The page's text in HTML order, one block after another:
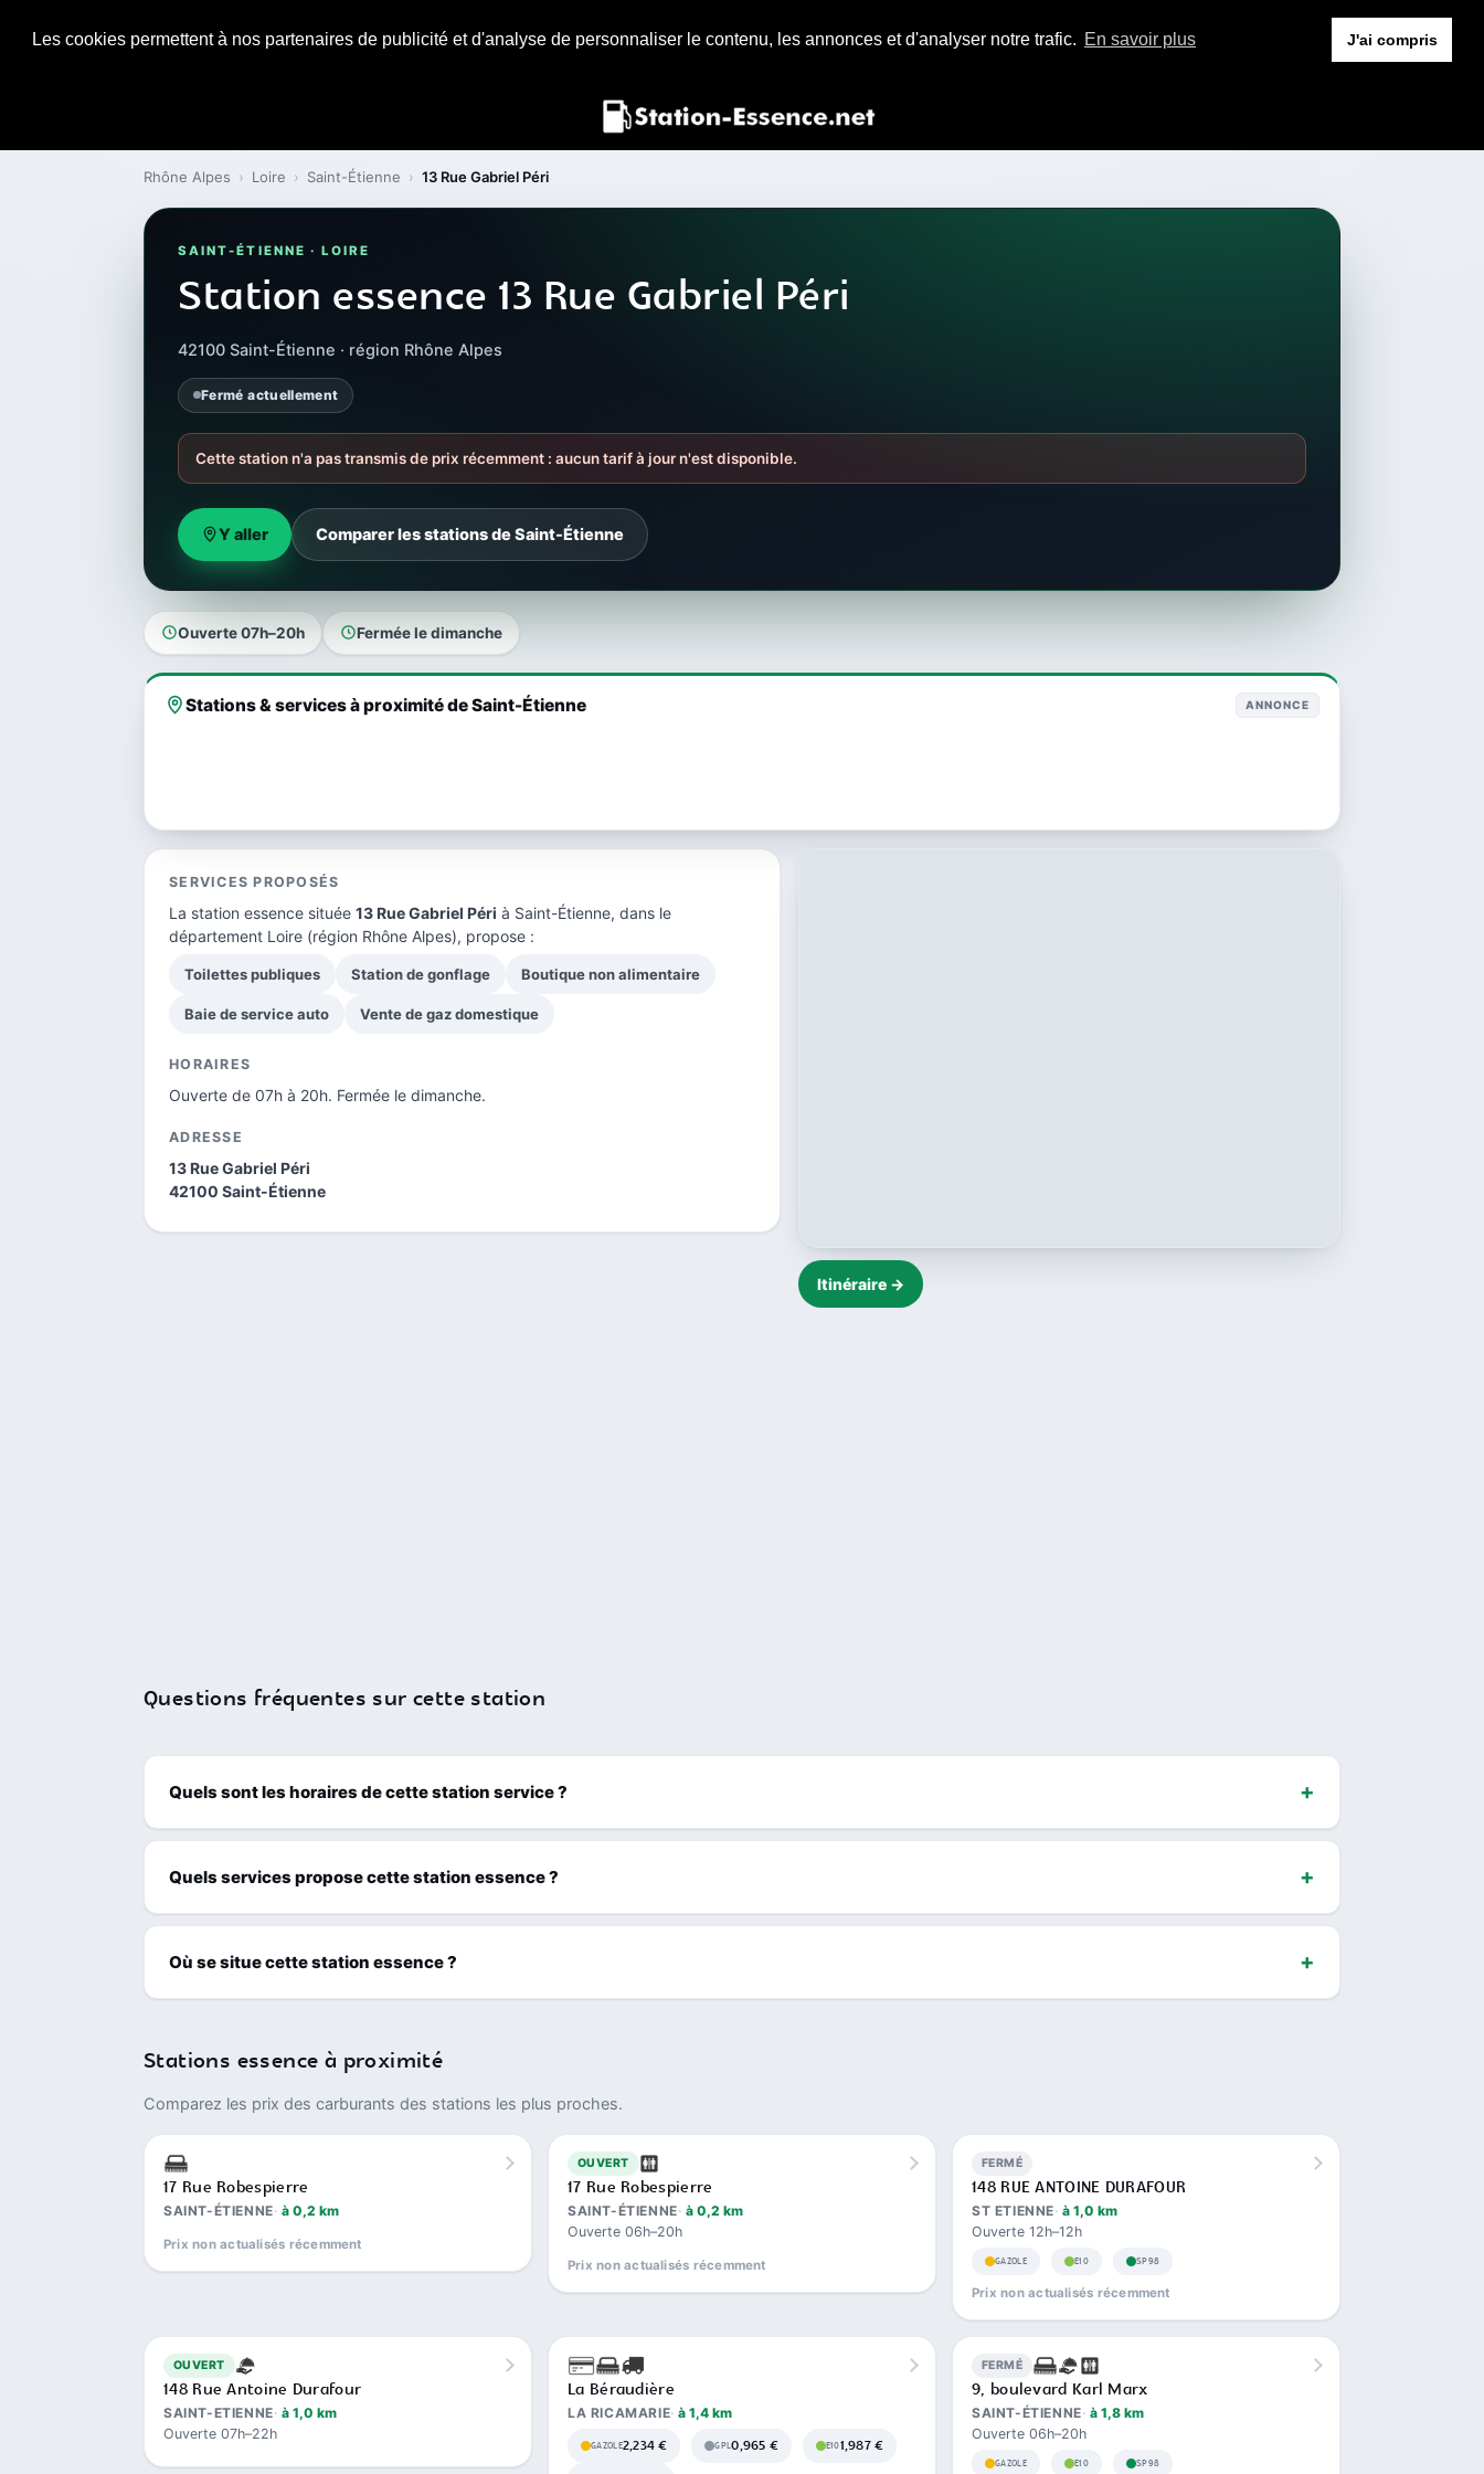
Les cookies permettent à nos partenaires de publicité et d'analyse de personnaliser le contenu, les annonces et d'analyser notre trafic. En savoir plus J'ai compris
Rhône Alpes › Loire › Saint-Étienne › 13 Rue Gabriel Péri
SAINT-ÉTIENNE · LOIRE
Station essence 13 Rue Gabriel Péri
42100 Saint-Étienne · région Rhône Alpes
Fermé actuellement
Cette station n'a pas transmis de prix récemment : aucun tarif à jour n'est disponible.
Y aller Comparer les stations de Saint-Étienne
Ouverte 07h–20h Fermée le dimanche
Stations & services à proximité de Saint-Étienne ANNONCE
SERVICES PROPOSÉS
La station essence située 13 Rue Gabriel Péri à Saint-Étienne, dans le
département Loire (région Rhône Alpes), propose :
Toilettes publiques Station de gonflage Boutique non alimentaire
Baie de service auto Vente de gaz domestique
HORAIRES
Ouverte de 07h à 20h. Fermée le dimanche.
ADRESSE
13 Rue Gabriel Péri
42100 Saint-Étienne
Itinéraire →
Questions fréquentes sur cette station
Quels sont les horaires de cette station service ?
Quels services propose cette station essence ?
Où se situe cette station essence ?
Stations essence à proximité
Comparez les prix des carburants des stations les plus proches.
17 Rue Robespierre
SAINT-ÉTIENNE à 0,2 km
Prix non actualisés récemment
OUVERT
17 Rue Robespierre
SAINT-ÉTIENNE à 0,2 km
Ouverte 06h–20h
Prix non actualisés récemment
FERMÉ
148 RUE ANTOINE DURAFOUR
ST ETIENNE à 1,0 km
Ouverte 12h–12h
GAZOLE E10 SP98
Prix non actualisés récemment
OUVERT
148 Rue Antoine Durafour
SAINT-ETIENNE à 1,0 km
Ouverte 07h–22h
La Béraudière
LA RICAMARIE à 1,4 km
GAZOLE2,234 € GPL0,965 € E101,987 €
FERMÉ
9, boulevard Karl Marx
SAINT-ÉTIENNE à 1,8 km
Ouverte 06h–20h
GAZOLE E10 SP98